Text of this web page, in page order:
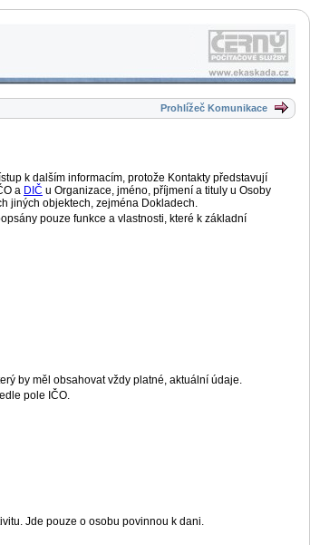
Prohlížeč Komunikace
k dalším informacím, protože Kontakty představují
a DIČ u Organizace, jméno, příjmení a tituly u Osoby
jiných objektech, zejména Dokladech.
pouze funkce a vlastnosti, které k základní
by měl obsahovat vždy platné, aktuální údaje.
pole IČO.
Jde pouze o osobu povinnou k dani.